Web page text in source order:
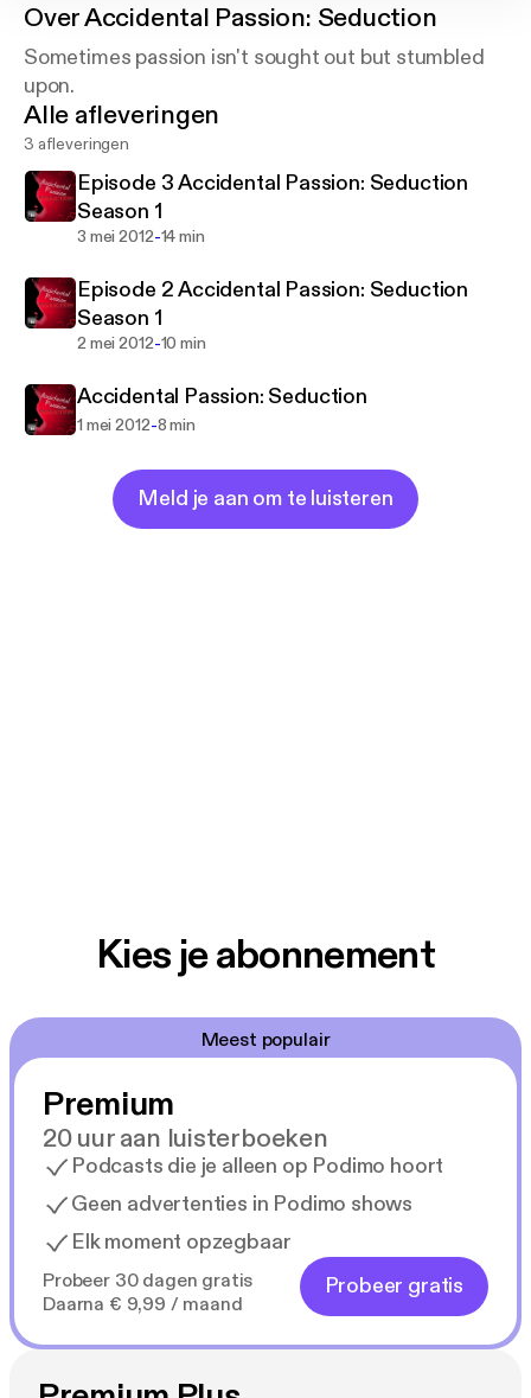
OverAccidental Passion: Seduction
Sometimes passion isn't sought out but stumbled
upon.
Alle afleveringen
3 afleveringen
Episode 3 Accidental Passion: Seduction
Season 1
3 mei 2012-14 min
Episode 2 Accidental Passion: Seduction
Season 1
2 mei 2012-10 min
Accidental Passion: Seduction
1 mei 2012-8 min
Meld je aan om te luisteren
Kies je abonnement
Meest populair
Premium
20 uur aan luisterboeken
Podcasts die je alleen op Podimo hoort
Geen advertenties in Podimo shows
Elk moment opzegbaar
Probeer 30 dagen gratis
Daarna € 9,99 / maand
Probeer gratis